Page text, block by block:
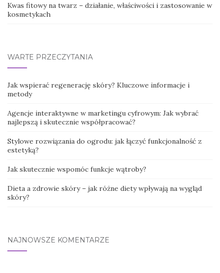
Kwas fitowy na twarz – działanie, właściwości i zastosowanie w
kosmetykach
WARTE PRZECZYTANIA
Jak wspierać regenerację skóry? Kluczowe informacje i
metody
Agencje interaktywne w marketingu cyfrowym: Jak wybrać
najlepszą i skutecznie współpracować?
Stylowe rozwiązania do ogrodu: jak łączyć funkcjonalność z
estetyką?
Jak skutecznie wspomóc funkcje wątroby?
Dieta a zdrowie skóry – jak różne diety wpływają na wygląd
skóry?
NAJNOWSZE KOMENTARZE